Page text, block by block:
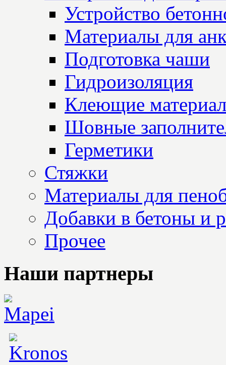
Устройство
Материалы для
Подготовка чаши
Гидроизоляция
Клеющие
Шовные
Герметики
Стяжки
Материалы для
Добавки в бетоны и
Прочее
Наши партнеры